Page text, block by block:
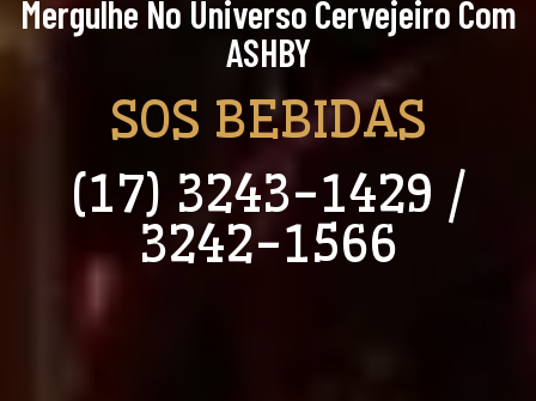
Mergulhe No Universo Cervejeiro Com
ASHBY
SOS BEBIDAS
(17) 3243-1429 /
3242-1566